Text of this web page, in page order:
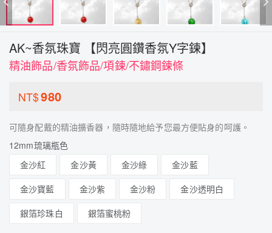
AK~香氛珠寶 【閃亮圓鑽香氛Y字鍊】
精油飾品/香氛飾品/項鍊/不鏽鋼鍊條
NT$980
可隨身配戴的精油擴香器，隨時隨地給予您最方便貼身的呵護。
12mm琉璃瓶色
金沙紅
金沙黃 金沙綠
金沙藍
金沙寶藍
金沙紫 金沙粉
金沙透明白
銀箔珍珠白
銀箔蜜桃粉